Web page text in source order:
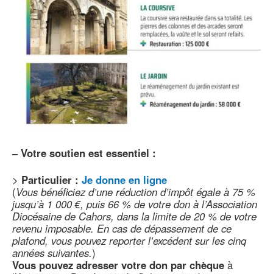
– Votre soutien est essentiel :
> Particulier : Je donne en ligne
(Vous bénéficiez d’une réduction d’impôt égale à 75 %
jusqu’à 1 000 €, puis 66 % de votre don à l’Association
Diocésaine de Cahors, dans la limite de 20 % de votre
revenu imposable. En cas de dépassement de ce
plafond, vous pouvez reporter l’excédent sur les cinq
années suivantes.)
Vous pouvez adresser votre don par chèque à